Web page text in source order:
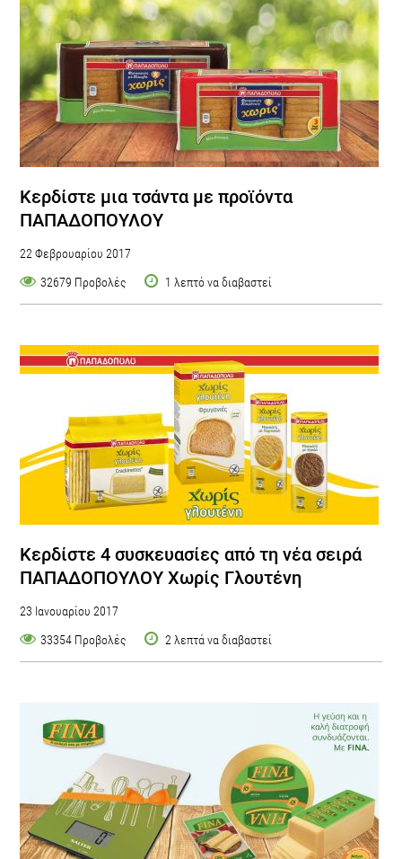
Κερδίστε μια τσάντα με προϊόντα
ΠΑΠΑΔΟΠΟΥΛΟΥ
22 Φεβρουαρίου 2017
32679 Προβολές
1 λεπτό να διαβαστεί
Κερδίστε 4 συσκευασίες από τη νέα σειρά
ΠΑΠΑΔΟΠΟΥΛΟΥ Χωρίς Γλουτένη
23 Ιανουαρίου 2017
33354 Προβολές
2 λεπτά να διαβαστεί